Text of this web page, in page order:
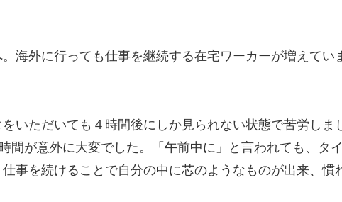
外に行っても仕事を継続する在宅ワーカーが増えてい
いただいても４時間後にしか見られない状態で苦労しま
間が意外に大変でした。「午前中に」と言われても、タ
事を続けることで自分の中に芯のようなものが出来、慣